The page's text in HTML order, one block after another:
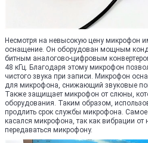
Несмотря на невысокую цену микрофон
оснащение. Он оборудован мощным
битным aнaлогово-цифровым
48 кГц. Благодаря этому микрофон
чистого звука при записи. Микрофон
для микрофона, снижающий звуковые
Также защищает микрофон от слюны,
оборудования. Таким образом,
продлить срок службы микрофона.
касался микрофона, так как вибрации от
передаваться микрофону.